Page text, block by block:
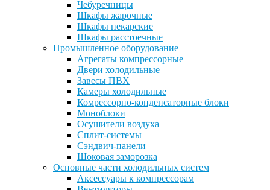
Чебуречницы
Шкафы жарочные
Шкафы пекарские
Шкафы расстоечные
Промышленное оборудование
Агрегаты компрессорные
Двери холодильные
Завесы ПВХ
Камеры холодильные
Комрессорно-конденсаторные блоки
Моноблоки
Осушители воздуха
Сплит-системы
Сэндвич-панели
Шоковая заморозка
Основные части холодильных систем
Аксессуары к компрессорам